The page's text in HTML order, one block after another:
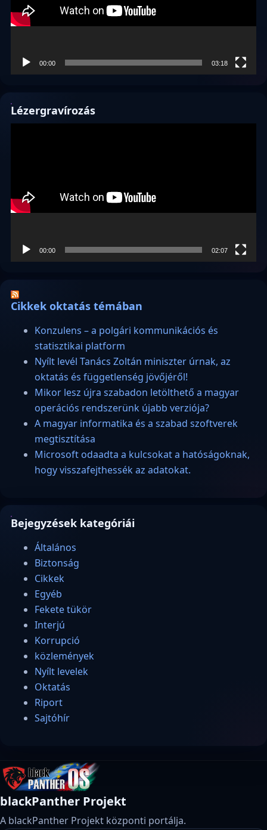
00:00 03:18
Lézergravírozás
00:00 02:07
Cikkek oktatás témában
Konzulens – a polgári kommunikációs és
statisztikai platform
Nyílt levél Tanács Zoltán miniszter úrnak, az
oktatás és függetlenség jövőjéről!
Mikor lesz újra szabadon letölthető a magyar
operációs rendszerünk újabb verziója?
A magyar informatika és a szabad szoftverek
megtisztítása
Microsoft odaadta a kulcsokat a hatóságoknak,
hogy visszafejthessék az adatokat.
Bejegyzések kategóriái
Általános
Biztonság
Cikkek
Egyéb
Fekete tükör
Interjú
Korrupció
közlemények
Nyílt levelek
Oktatás
Riport
Sajtóhír
blackPanther Projekt
A blackPanther Projekt központi portálja.